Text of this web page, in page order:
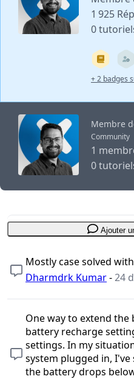
1 925
0
+ 2 badges
Membre
Community
1
0
Ajouter
Mostly case solved
Dharmdrk Kumar-24
One way to extend
battery recharge
settings. In my
system plugged in,
the battery drops